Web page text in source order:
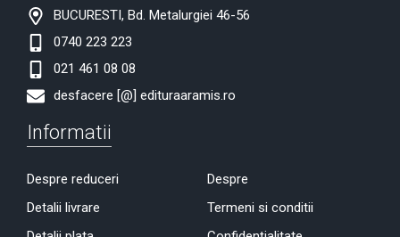
BUCURESTI, Bd. Metalurgiei 46-56
0740 223 223
021 461 08 08
desfacere [@] edituraaramis.ro
Informatii
Despre reduceri
Detalii livrare
Despre
Termeni si conditii